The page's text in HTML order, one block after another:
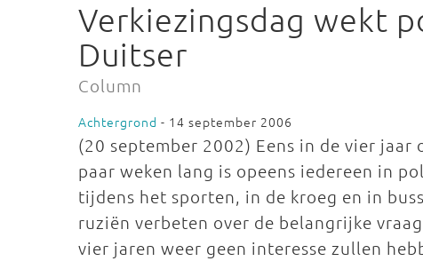
Verkiezingsdag wekt
Duitser
Column
Achtergrond - 14 september 2006
(20 september 2002) Eens in de vier
paar weken lang is opeens iedereen in
tijdens het sporten, in de kroeg en in
ruziën verbeten over de belangrijke
vier jaren weer geen interesse zullen